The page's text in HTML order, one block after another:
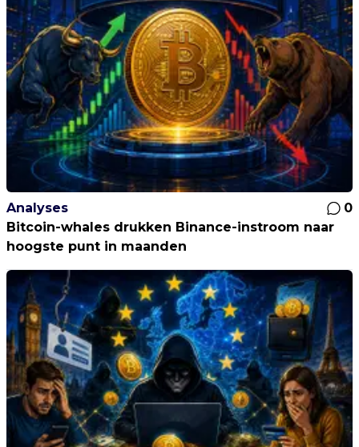
Analyses
0
Bitcoin-whales drukken Binance-instroom naar
hoogste punt in maanden